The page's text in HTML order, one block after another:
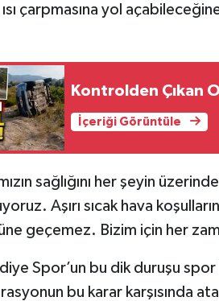
çarpmasına yol
Kontrolden Çıkan
İçeriği Görüntüle
sağlığını her şeyin
Aşırı sıcak hava
geçemez. Bizim için her
Spor’un bu dik duruşu spor
bu karar karşısında